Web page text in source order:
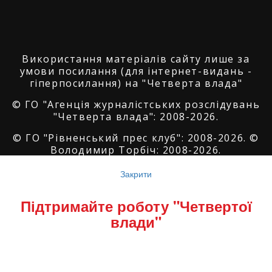
Використання матеріалів сайту лише за
умови посилання (для інтернет-видань -
гіперпосилання) на "Четверта влада"
© ГО "Агенція журналістських розслідувань
"Четверта влада": 2008-2026.
© ГО "Рівненський прес клуб": 2008-2026. ©
Володимир Торбіч: 2008-2026.
SoftGroup
Reserved
Закрити
Підтримайте роботу "Четвертої
влади"